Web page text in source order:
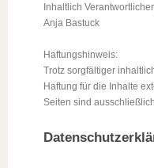
Inhaltlich
Anja Bastuck
Haftungshinweis:
Trotz sorgfältiger
Haftung für die Inhalte
Seiten sind